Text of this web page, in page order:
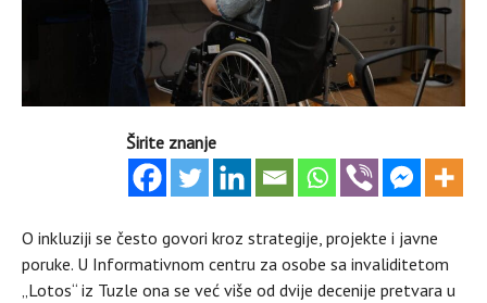
Širite znanje
O inkluziji se često govori kroz strategije, projekte i javne
poruke. U Informativnom centru za osobe sa invaliditetom
„Lotos“ iz Tuzle ona se već više od dvije decenije pretvara u